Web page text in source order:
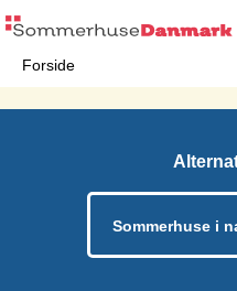
Forside
Sommerhuse i